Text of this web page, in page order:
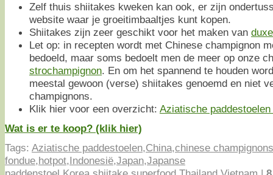
Zelf thuis shiitakes kweken kan ook, er zijn
website waar je groeitimbaaltjes kunt kopen.
Shiitakes zijn zeer geschikt voor het maken van
Let op: in recepten wordt met Chinese champignon
bedoeld, maar soms bedoelt men de meer op onze
strochampignon. En om het spannend te houden
meestal gewoon (verse) shiitakes genoemd en niet
champignons.
Klik hier voor een overzicht: Aziatische
Wat is er te koop? (klik hier)
Tags: Aziatische paddestoelen,China,chinese champignons
fondue,hotpot,Indonesië,Japan,Japanse